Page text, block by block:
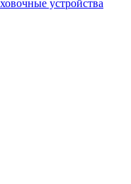
устройства